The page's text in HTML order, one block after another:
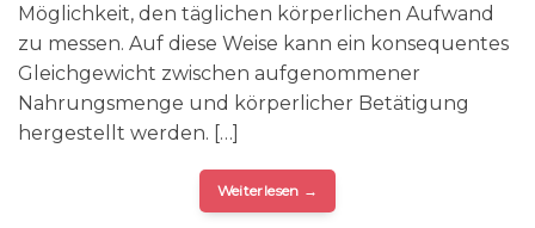
Möglichkeit, den täglichen körperlichen Aufwand
zu messen. Auf diese Weise kann ein konsequentes
Gleichgewicht zwischen aufgenommener
Nahrungsmenge und körperlicher Betätigung
hergestellt werden. […]
Weiterlesen →